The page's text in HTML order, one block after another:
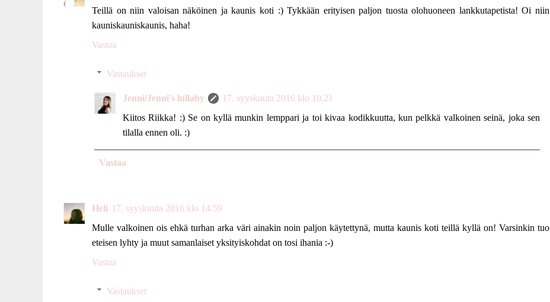
Teillä on niin valoisan näköinen ja kaunis koti :) Tykkään erityisen paljon tuosta olohuoneen lankkutapetista! Oi niin
kauniskauniskaunis, haha!
Vastaa
Vastaukset
Jenni/Jenni's lullaby
17. syyskuuta 2016 klo 10.21
Kiitos Riikka! :) Se on kyllä munkin lemppari ja toi kivaa kodikkuutta, kun pelkkä valkoinen seinä, joka sen
tilalla ennen oli. :)
Vastaa
Heli 17. syyskuuta 2016 klo 14.59
Mulle valkoinen ois ehkä turhan arka väri ainakin noin paljon käytettynä, mutta kaunis koti teillä kyllä on! Varsinkin tuo
eteisen lyhty ja muut samanlaiset yksityiskohdat on tosi ihania :-)
Vastaa
Vastaukset